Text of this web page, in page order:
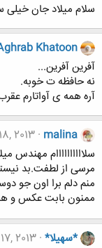
سلام میلاد جان خیلی
Khatoon
آفرین آفرین...
نه حافظه ت خوبه.
آره همه ی آواتارم
malina
2013
سلاااااااااام مهندس
مرسی از لطفت.بد
منم دلم برا اون جو
ممنون بابت عکس و
*سهیلا* 2013